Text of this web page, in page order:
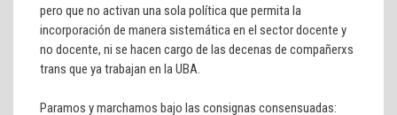
pero que no activan una sola política que permita la
incorporación de manera sistemática en el sector docente y
no docente, ni se hacen cargo de las decenas de compañerxs
trans que ya trabajan en la UBA.
Paramos y marchamos bajo las consignas consensuadas: